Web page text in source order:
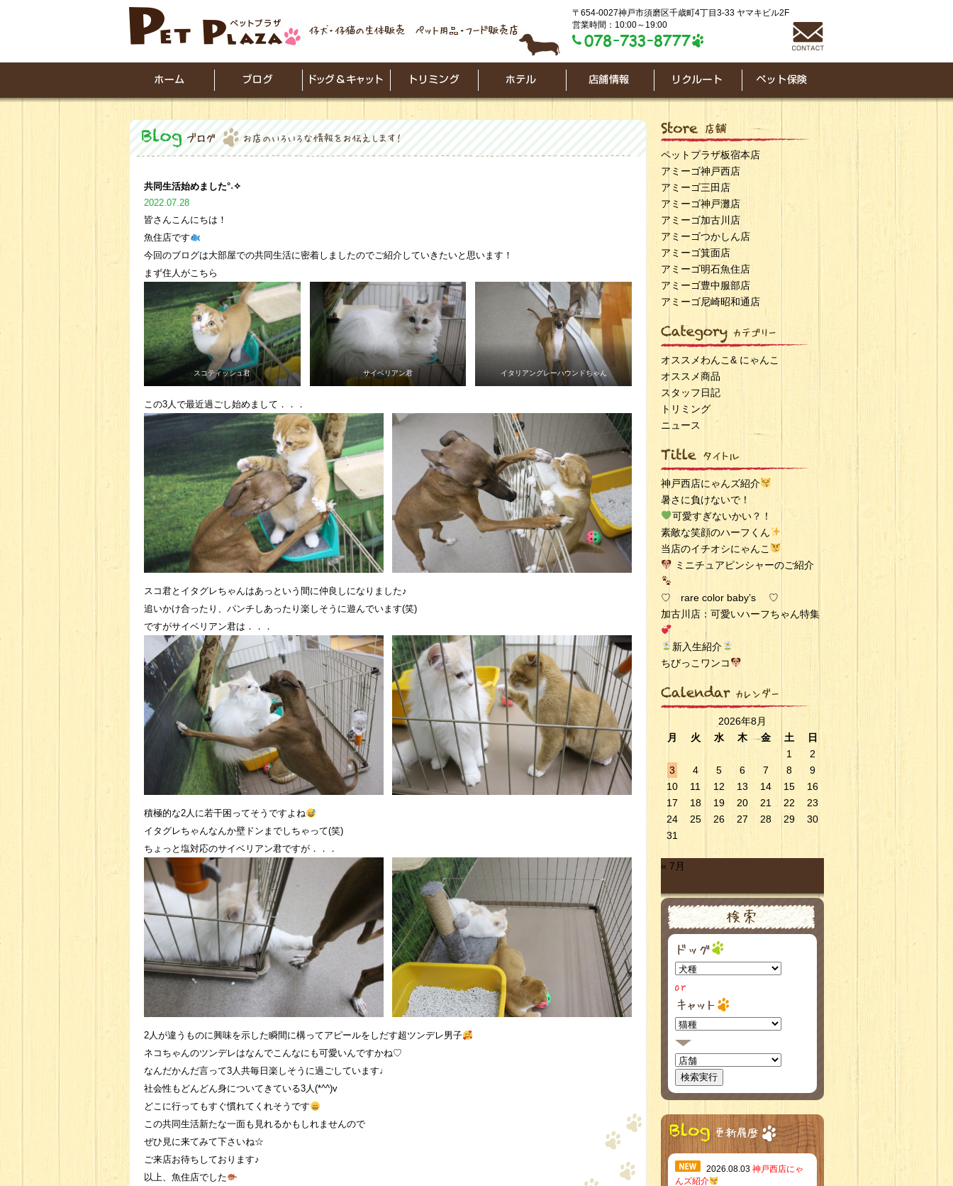
〒654-0027神戸市須磨区千歳町4丁目3-33 ヤマキビル2F
営業時間：10:00～19:00
共同生活始めました°˖✧
2022.07.28
皆さんこんにちは！
魚住店です
今回のブログは大部屋での共同生活に密着しましたのでご紹介していきたいと思います！
まず住人がこちら
スコティッシュ君 サイベリアン君 イタリアングレーハウンドちゃん
この3人で最近過ごし始めまして．．．
スコ君とイタグレちゃんはあっという間に仲良しになりました♪
追いかけ合ったり、パンチしあったり楽しそうに遊んでいます(笑)
ですがサイベリアン君は．．．
積極的な2人に若干困ってそうですよね
イタグレちゃんなんか壁ドンまでしちゃって(笑)
ちょっと塩対応のサイベリアン君ですが．．．
2人が違うものに興味を示した瞬間に構ってアピールをしだす超ツンデレ男子
ネコちゃんのツンデレはなんでこんなにも可愛いんですかね♡
なんだかんだ言って3人共毎日楽しそうに過ごしています♩
社会性もどんどん身についてきている3人(*^^)v
どこに行ってもすぐ慣れてくれそうです
この共同生活新たな一面も見れるかもしれませんので
ぜひ見に来てみて下さいね☆
ご来店お待ちしております♪
以上、魚住店でした
ペットプラザ板宿本店
アミーゴ神戸西店
アミーゴ三田店
アミーゴ神戸灘店
アミーゴ加古川店
アミーゴつかしん店
アミーゴ箕面店
アミーゴ明石魚住店
アミーゴ豊中服部店
アミーゴ尼崎昭和通店
オススメわんこ& にゃんこ
オススメ商品
スタッフ日記
トリミング
ニュース
神戸西店にゃんズ紹介
暑さに負けないで！
可愛すぎないかい？！
素敵な笑顔のハーフくん
当店のイチオシにゃんこ
ミニチュアピンシャーのご紹介
♡ rare color baby’s ♡
加古川店：可愛いハーフちゃん特集
新入生紹介
ちびっこワンコ
2026年8月
月
火 水 木 金 土
日
1
2
3
4 5 6 7 8
9
10
11 12 13 14 15
16
17
18 19 20 21 22
23
24
25 26 27 28 29
30
31
« 7月
2026.08.03 神戸西店にゃ
んズ紹介